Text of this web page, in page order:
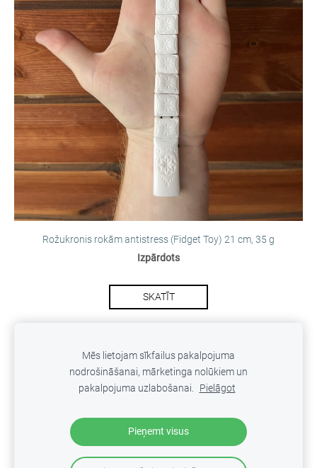
Rožukronis rokām antistress (Fidget Toy) 21 cm, 35 g
Izpārdots
SKATĪT
SĪKDATNES
Veidots arMozello- labo mājas lapu ģeneratoru.
Mēs lietojam sīkfailus pakalpojuma
nodrošināšanai, mārketinga nolūkiem un
pakalpojuma uzlabošanai. Pielāgot
Pieņemt visus